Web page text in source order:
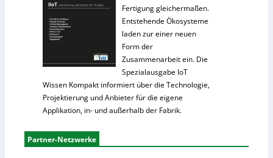
Fertigung gleichermaßen.
Entstehende Ökosysteme
laden zur einer neuen
Form der
Zusammenarbeit ein. Die
Spezialausgabe IoT
Wissen Kompakt informiert über die Technologie,
Projektierung und Anbieter für die eigene
Applikation, in- und außerhalb der Fabrik.
Partner-Netzwerke